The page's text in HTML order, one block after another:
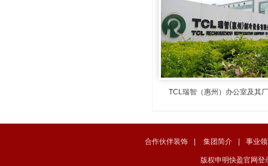
TCL瑞智（惠州）办公室及其
合作伙伴装饰 | 集团简介 | 事业
版权申明快盈官网